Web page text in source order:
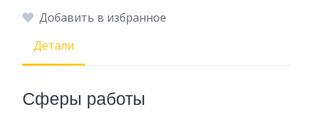
Добавить в избранное
Детали
Сферы работы